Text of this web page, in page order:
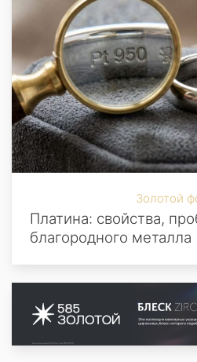
Золотой
Платина: свойства,
благородного металла